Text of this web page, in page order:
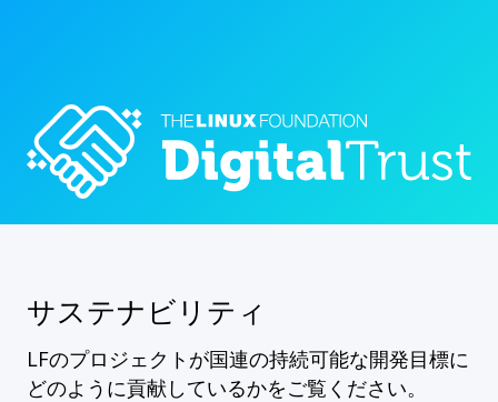
サステナビリティ
LFのプロジェクトが国連の持続可能な開発目標に
どのように貢献しているかをご覧ください。